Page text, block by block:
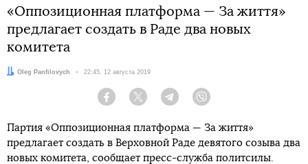
«Оппозиционная платформа — За життя»
предлагает создать в Раде два новых
комитета
Автор:
Oleg Panfilovych Дата:
22:45, 12 августа 2019
Facebook Twitter Telegram
Партия «Оппозиционная платформа — За життя»
предлагает создать в Верховной Раде девятого созыва два
новых комитета, сообщает пресс-служба политсилы.